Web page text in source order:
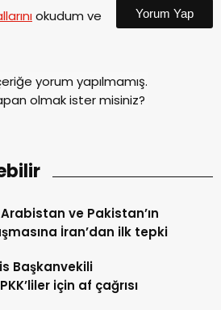
okudum ve
Yorum Yap
yorum yapılmamış.
olmak ister misiniz?
ve Pakistan’ın
İran’dan ilk tepki
Başkanvekili
için af çağrısı